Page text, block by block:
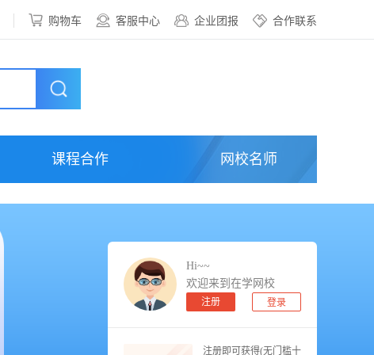
购物车 客服中心 企业团报 合作联系
课程合作 网校名师
Hi~~
欢迎来到在学网校
注册 登录
注册即可获得(无门槛十